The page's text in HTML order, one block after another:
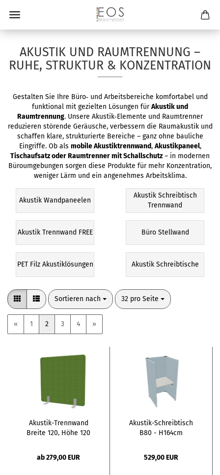
AKUSTIK UND RAUMTRENNUNG –
RUHE, STRUKTUR & KONZENTRATION
Gestalten Sie Ihre Büro‑ und Arbeitsbereiche komfortabel und
funktional mit gezielten Lösungen fürAkustik und
Raumtrennung. Unsere Akustik‑Elemente und Raumtrenner
reduzieren störende Geräusche, verbessern die Raumakustik und
schaffen klare, strukturierte Bereiche – ganz ohne bauliche
Eingriffe. Ob als mobile Akustiktrennwand, Akustikpaneel,
Tischaufsatz oder Raumtrenner mit Schallschutz– in modernen
Büroumgebungen sorgen diese Produkte für mehr Konzentration,
weniger Lärm und ein angenehmes Arbeitsklima.
Akustik Wandpaneelen
Akustik Schreibtisch
Trennwand
Akustik Trennwand FREE Büro Stellwand
PET Filz Akustiklösungen Akustik Schreibtische
Sortieren nach
Sortieren nach 32 pro Seite
pro Seite
« 1 2 3 4 »
Akustik-Trennwand
Breite 120, Höhe 120
ab 279,00 EUR
Akustik-Schreibtisch
B80 - H164cm
529,00 EUR